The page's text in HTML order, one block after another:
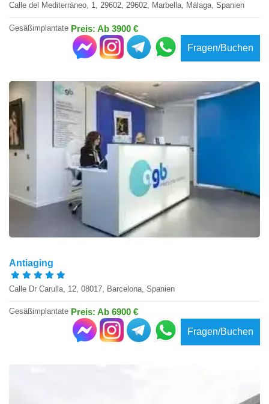
Calle del Mediterráneo, 1, 29602, 29602, Marbella, Málaga, Spanien
Gesäßimplantate Preis: Ab 3900 €
Fragen/Buchen
Antiaging
Calle Dr Carulla, 12, 08017, Barcelona, Spanien
Gesäßimplantate Preis: Ab 6900 €
Fragen/Buchen